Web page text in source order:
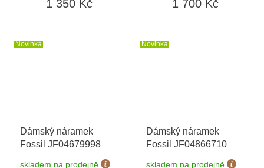
1 350 Kč 1 700 Kč
Novinka
Dámský náramek
Fossil JF04679998
skladem na prodejně
Novinka
Dámský náramek
Fossil JF04866710
skladem na prodejně